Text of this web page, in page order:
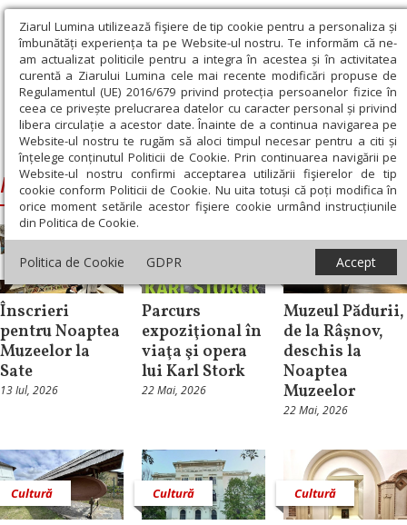
Ziarul Lumina utilizează fişiere de tip cookie pentru a personaliza și
îmbunătăți experiența ta pe Website-ul nostru. Te informăm că ne-
am actualizat politicile pentru a integra în acestea și în activitatea
curentă a Ziarului Lumina cele mai recente modificări propuse de
Regulamentul (UE) 2016/679 privind protecția persoanelor fizice în
ceea ce privește prelucrarea datelor cu caracter personal și privind
libera circulație a acestor date. Înainte de a continua navigarea pe
Website-ul nostru te rugăm să aloci timpul necesar pentru a citi și
înțelege conținutul Politicii de Cookie. Prin continuarea navigării pe
Website-ul nostru confirmi acceptarea utilizării fişierelor de tip
cookie conform Politicii de Cookie. Nu uita totuși că poți modifica în
orice moment setările acestor fişiere cookie urmând instrucțiunile
din Politica de Cookie.
Politica de Cookie GDPR Accept
Ziarul Lumina › Noaptea muzeelor
Noaptea muzeelor
Cultură
Înscrieri
pentru Noaptea
Muzeelor la
Sate
13 Iul, 2026
Cultură
Parcurs
expoziţional în
viaţa şi opera
lui Karl Stork
22 Mai, 2026
Muzeul Pădurii,
de la Râșnov,
deschis la
Noaptea
Muzeelor
22 Mai, 2026
Cultură Cultură Cultură